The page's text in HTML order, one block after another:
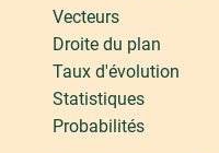
Vecteurs
Droite du plan
Taux d'évolution
Statistiques
Probabilités